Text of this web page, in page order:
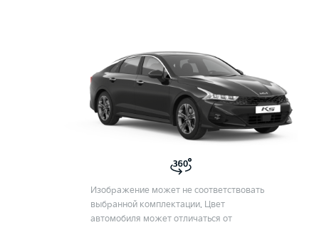
Изображение может не соответствовать
выбранной комплектации. Цвет
автомобиля может отличаться от